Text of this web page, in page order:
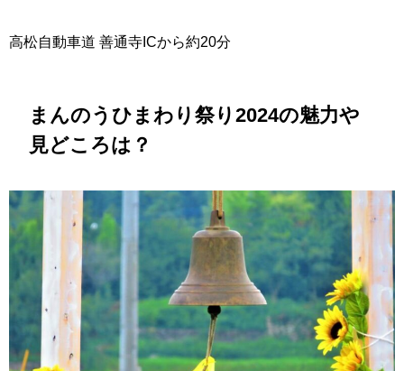
高松自動車道 善通寺ICから約20分
まんのうひまわり祭り2024の魅力や
見どころは？